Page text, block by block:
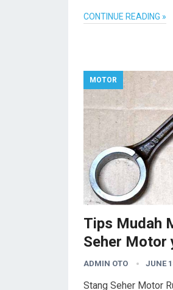
CONTINUE READING »
MOTOR
Tips Mudah
Seher Motor
ADMIN OTO JUNE
Stang Seher Motor